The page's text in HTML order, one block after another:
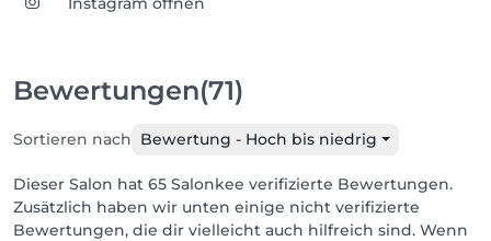
Bewertungen(71)
Sortieren nach Bewertung - Hoch bis niedrig
Dieser Salon hat 65 Salonkee verifizierte Bewertungen.
Zusätzlich haben wir unten einige nicht verifizierte
Bewertungen, die dir vielleicht auch hilfreich sind. Wenn